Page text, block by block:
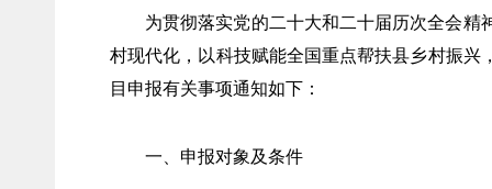
为贯彻落实党的二十大和二十届历次全会精
村现代化，以科技赋能全国重点帮扶县乡村振兴
目申报有关事项通知如下：
一、申报对象及条件